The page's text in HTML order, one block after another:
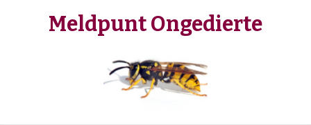
Meldpunt Ongedierte